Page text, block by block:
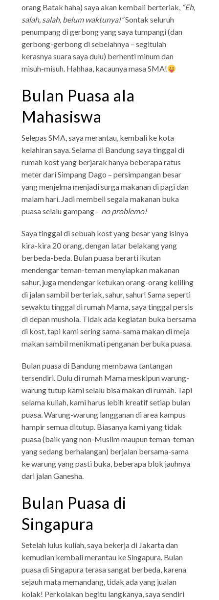
orang Batak haha) saya akan kembali berteriak, “Eh,
salah, salah, belum waktunya!”Sontak seluruh
penumpang di gerbong yang saya tumpangi (dan
gerbong-gerbong di sebelahnya – segitulah
kerasnya suara saya dulu) berhenti minum dan
misuh-misuh. Hahhaa, kacaunya masa SMA!
Bulan Puasa ala
Mahasiswa
Selepas SMA, saya merantau, kembali ke kota
kelahiran saya. Selama di Bandung saya tinggal di
rumah kost yang berjarak hanya beberapa ratus
meter dari Simpang Dago – persimpangan besar
yang menjelma menjadi surga makanan di pagi dan
malam hari. Jadi membeli segala makanan buka
puasa selalu gampang – no problemo!
Saya tinggal di sebuah kost yang besar yang isinya
kira-kira 20 orang, dengan latar belakang yang
berbeda-beda. Bulan puasa berarti ikutan
mendengar teman-teman menyiapkan makanan
sahur, juga mendengar ketukan orang-orang keliling
di jalan sambil berteriak, sahur, sahur! Sama seperti
sewaktu tinggal di rumah Mama, saya tinggal persis
di depan mushola. Tidak ada kegiatan buka bersama
di kost, tapi kami sering sama-sama makan di meja
makan sambil menikmati penganan berbuka puasa.
Bulan puasa di Bandung membawa tantangan
tersendiri. Dulu di rumah Mama meskipun warung-
warung tutup kami selalu bisa makan di rumah. Tapi
selama kuliah, kami harus lebih kreatif setiap bulan
puasa. Warung-warung langganan di area kampus
hampir semua ditutup. Biasanya kami yang tidak
puasa (baik yang non-Muslim maupun teman-teman
yang sedang berhalangan) berjalan bersama-sama
ke warung yang pasti buka, beberapa blok jauhnya
dari jalan Ganesha.
Bulan Puasa di
Singapura
Setelah lulus kuliah, saya bekerja di Jakarta dan
kemudian kembali merantau ke Singapura. Bulan
puasa di Singapura terasa sangat berbeda, karena
sejauh mata memandang, tidak ada yang jualan
kolak! Perkolakan begitu langkanya, saya sendiri